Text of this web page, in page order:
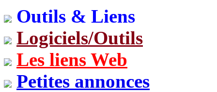
Outils & Liens
Logiciels/Outils
Les liens Web
Petites annonces